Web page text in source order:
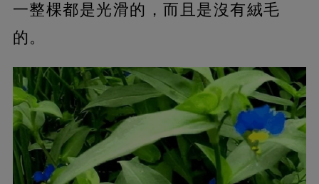
一整棵都是光滑的，而且是沒有絨毛
的。